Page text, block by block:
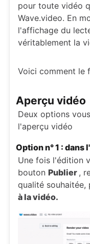
pour toute vidéo
Wave.video. En
l'affichage du
véritablement la
Voici comment le
Aperçu vidéo
Deux options
l'aperçu vidéo
Option n° 1 : dans
Une fois l'édition
bouton Publier ,
qualité souhaitée,
à la vidéo.